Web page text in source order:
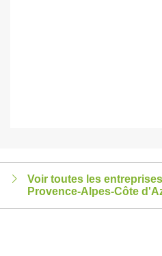
Voir toutes les
Provence-Alpes-Côte